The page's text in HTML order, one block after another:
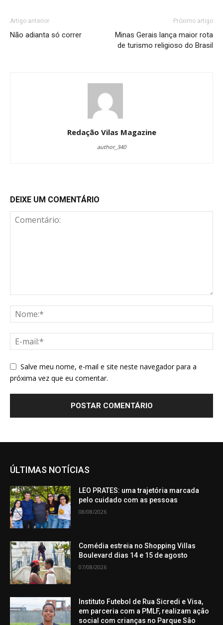
Artigo anterior
Não adianta só correr
Próximo artigo
Minas Gerais lança maior rota
de turismo religioso do Brasil
Redação Vilas Magazine
author_340
DEIXE UM COMENTÁRIO
Salve meu nome, e-mail e site neste navegador para a
próxima vez que eu comentar.
ÚLTIMAS NOTÍCIAS
LEO PRATES: uma trajetória marcada
pelo cuidado com as pessoas
08/08/2026
Comédia estreia no Shopping Villas
Boulevard dias 14 e 15 de agosto
07/08/2026
Instituto Futebol de Rua Sicredi e Visa,
em parceria com a PMLF, realizam ação
social com crianças no Parque São